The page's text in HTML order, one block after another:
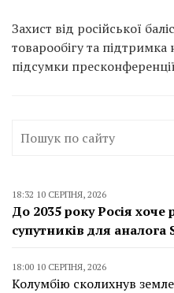
Захист від російської
товарообігу та
підсумки
18:32 10 СЕРПНЯ, 2026
До 2035 року Росія
супутників для аналога
18:00 10 СЕРПНЯ, 2026
Колумбію сколихнув